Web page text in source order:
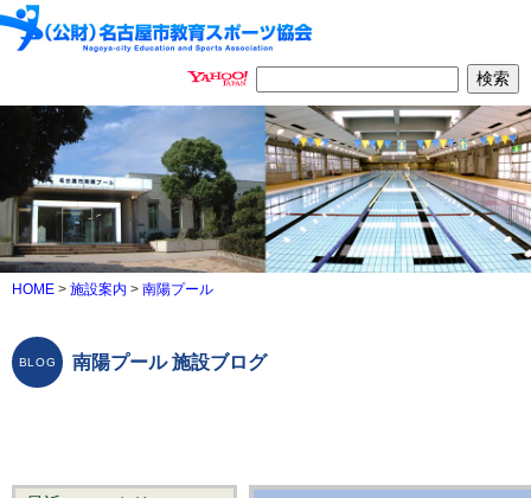
HOME > 施設案内 > 南陽プール
南陽プール 施設ブログ